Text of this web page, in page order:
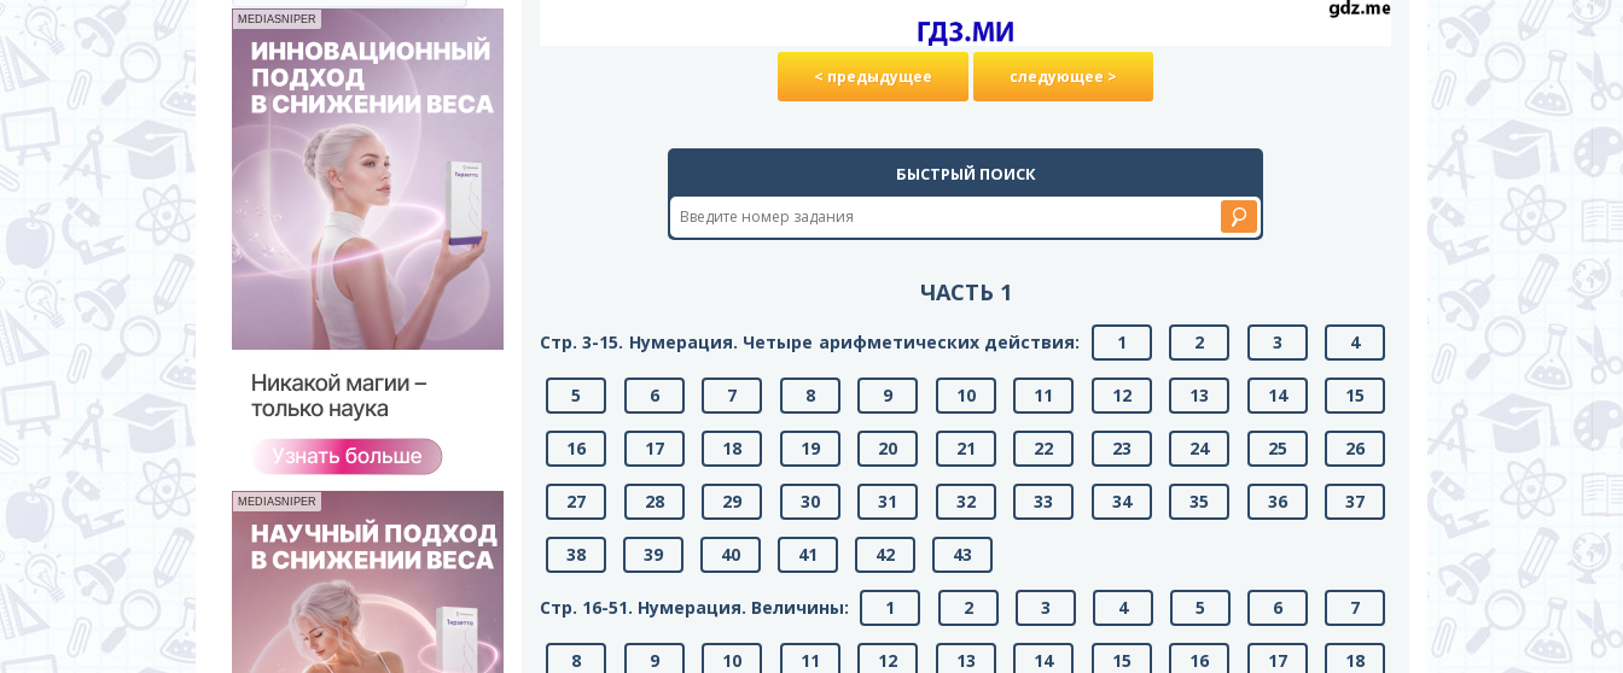
MEDIASNIPER
MEDIASNIPER
< предыдущее следующее >
БЫСТРЫЙ ПОИСК
ЧАСТЬ 1
Стр. 3-15. Нумерация. Четыре арифметических действия: 1 2 3 4
5 6 7 8 9 10 11 12 13 14 15
16 17 18 19 20 21 22 23 24 25 26
27 28 29 30 31 32 33 34 35 36 37
38 39 40 41 42 43
Стр. 16-51. Нумерация. Величины: 1 2 3 4 5 6 7
8 9 10 11 12 13 14 15 16 17 18